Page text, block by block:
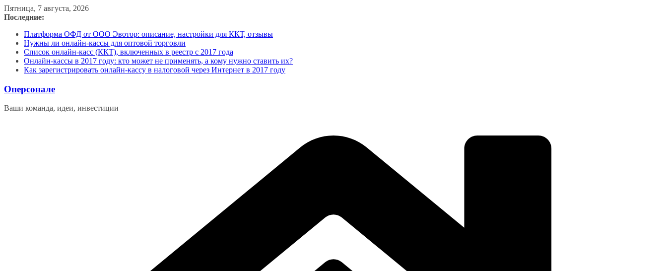
Перейти
к
Пятница, 7 августа, 2026
Последние:
Платформа ОФД от ООО Эвотор: описание, настройки для ККТ, отзывы
Нужны ли онлайн-кассы для оптовой торговли
Список онлайн-касс (ККТ), включенных в реестр с 2017 года
Онлайн-кассы в 2017 году: кто может не применять, а кому нужно ставить их?
Как зарегистрировать онлайн-кассу в налоговой через Интернет в 2017 году
Оперсонале
Ваши команда, идеи, инвестиции